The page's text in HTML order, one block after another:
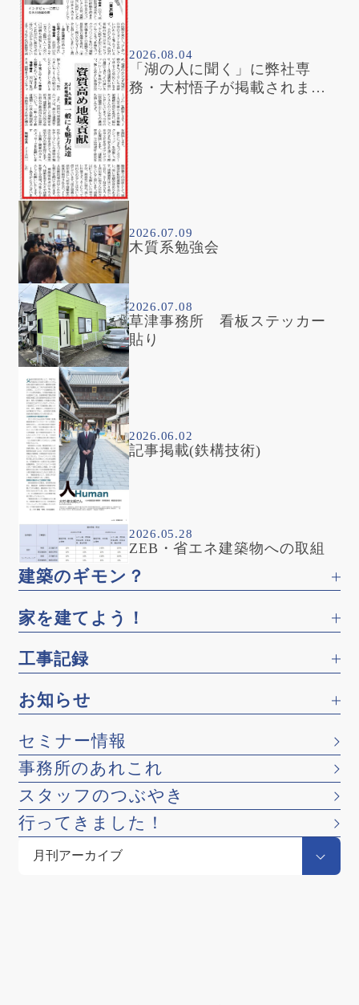
2026.08.04
「湖の人に聞く」に弊社専
務・大村悟子が掲載されまし
2026.07.09
木質系勉強会
2026.07.08
草津事務所 看板ステッカー
貼り
2026.06.02
記事掲載(鉄構技術)
2026.05.28
ZEB・省エネ建築物への取組
建築のギモン？
家を建てよう！
工事記録
お知らせ
セミナー情報
事務所のあれこれ
スタッフのつぶやき
行ってきました！